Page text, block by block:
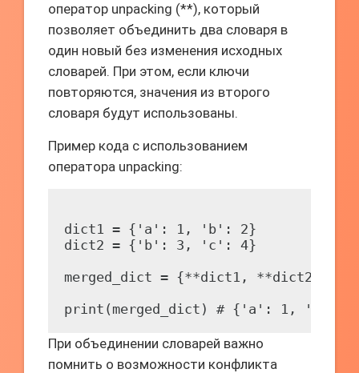
оператор unpacking (**), который
позволяет объединить два словаря в
один новый без изменения исходных
словарей. При этом, если ключи
повторяются, значения из второго
словаря будут использованы.
Пример кода с использованием
оператора unpacking:
dict1 = {'a': 1, 'b': 2}
dict2 = {'b': 3, 'c': 4}
merged_dict = {**dict1, **dict2}
При объединении словарей важно
помнить о возможности конфликта